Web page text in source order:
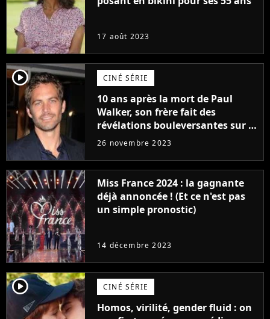
17 août 2023
player2 CINÉ SÉRIE
10 ans après la mort de Paul
Walker, son frère fait des
révélations bouleversantes sur la
réaction des acteurs de Fast and
26 novembre 2023
Miss France 2024 : la gagnante
déjà annoncée ! (Et ce n'est pas
un simple pronostic)
14 décembre 2023
player2 CINÉ SÉRIE
Homos, virilité, gender fluid : on